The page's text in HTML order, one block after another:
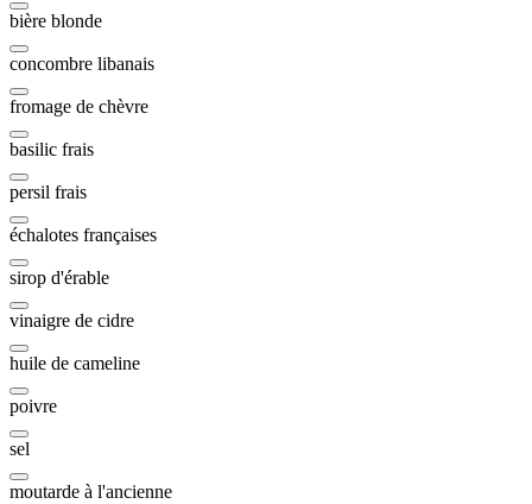
bière blonde
concombre libanais
fromage de chèvre
basilic frais
persil frais
échalotes françaises
sirop d'érable
vinaigre de cidre
huile de cameline
poivre
sel
moutarde à l'ancienne